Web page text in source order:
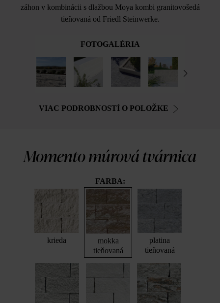
záhon v kombinácii s dlažbou Moya kombi granitovošedá
tieňovaná od Friedl Steinwerke.
FOTOGALÉRIA
VIAC PODROBNOSTÍ O POLOŽKE
Momento múrová tvárnica
FARBA:
krieda
mokka
tieňovaná
platina
tieňovaná